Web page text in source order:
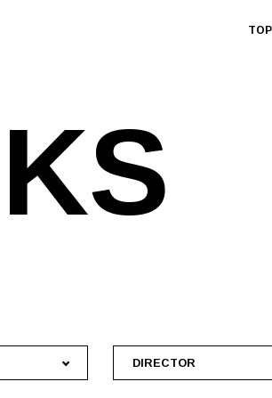
TOP
KS
DIRECTOR